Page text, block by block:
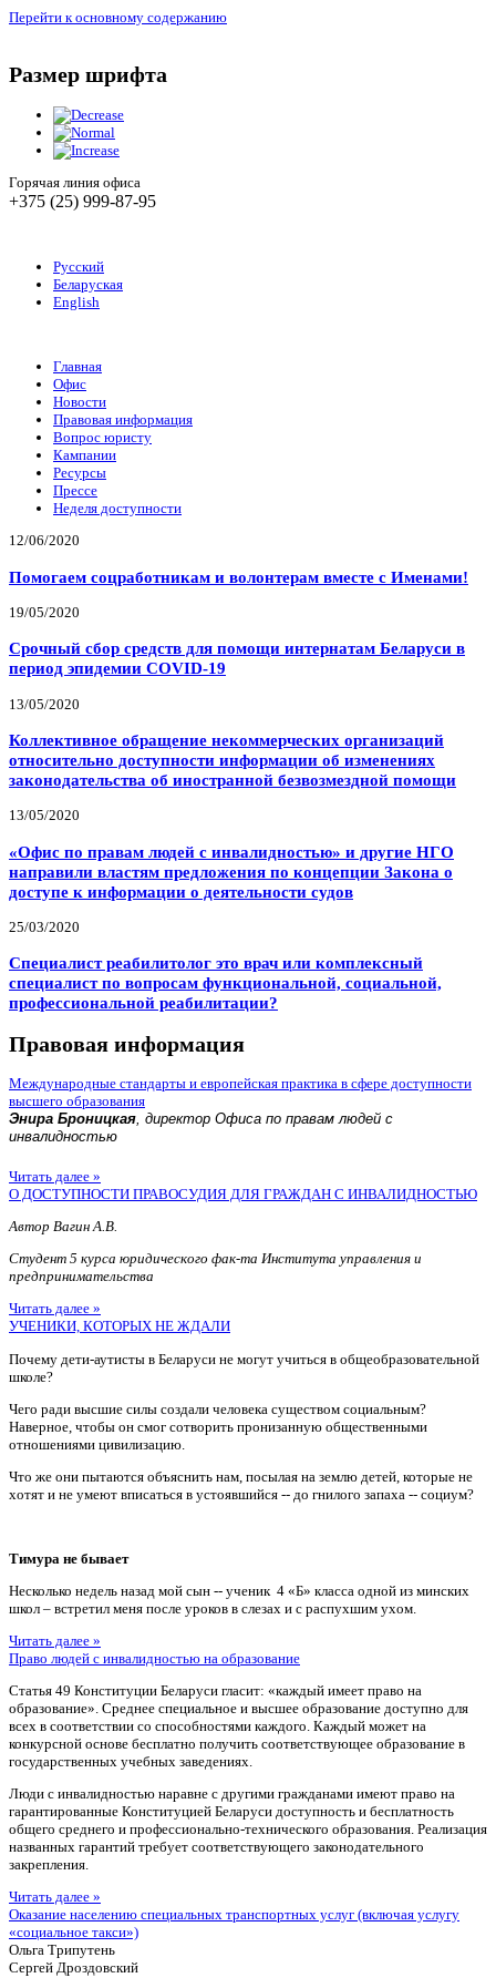
Перейти к основному содержанию
Размер шрифта
Горячая линия офиса
+375 (25) 999-87-95
Русский
Беларуская
English
Главная
Офис
Новости
Правовая информация
Вопрос юристу
Кампании
Ресурсы
Прессе
Неделя доступности
12/06/2020
Помогаем соцработникам и волонтерам вместе с Именами!
19/05/2020
Срочный сбор средств для помощи интернатам Беларуси в
период эпидемии COVID-19
13/05/2020
Коллективное обращение некоммерческих организаций
относительно доступности информации об изменениях
законодательства об иностранной безвозмездной помощи
13/05/2020
«Офис по правам людей с инвалидностью» и другие НГО
направили властям предложения по концепции Закона о
доступе к информации о деятельности судов
25/03/2020
Специалист реабилитолог это врач или комплексный
специалист по вопросам функциональной, социальной,
профессиональной реабилитации?
Правовая информация
Международные стандарты и европейская практика в сфере доступности
высшего образования
Энира Броницкая, директор Офиса по правам людей с
инвалидностью
Читать далее »
О ДОСТУПНОСТИ ПРАВОСУДИЯ ДЛЯ ГРАЖДАН С ИНВАЛИДНОСТЬЮ
Автор Вагин А.В.
Студент 5 курса юридического фак-та Института управления и
предпринимательства
Читать далее »
УЧЕНИКИ, КОТОРЫХ НЕ ЖДАЛИ
Почему дети-аутисты в Беларуси не могут учиться в общеобразовательной
школе?
Чего ради высшие силы создали человека существом социальным?
Наверное, чтобы он смог сотворить пронизанную общественными
отношениями цивилизацию.
Что же они пытаются объяснить нам, посылая на землю детей, которые не
хотят и не умеют вписаться в устоявшийся -- до гнилого запаха -- социум?
Тимура не бывает
Несколько недель назад мой сын -- ученик 4 «Б» класса одной из минских
школ – встретил меня после уроков в слезах и с распухшим ухом.
Читать далее »
Право людей с инвалидностью на образование
Статья 49 Конституции Беларуси гласит: «каждый имеет право на
образование». Среднее специальное и высшее образование доступно для
всех в соответствии со способностями каждого. Каждый может на
конкурсной основе бесплатно получить соответствующее образование в
государственных учебных заведениях.
Люди с инвалидностью наравне с другими гражданами имеют право на
гарантированные Конституцией Беларуси доступность и бесплатность
общего среднего и профессионально-технического образования. Реализация
названных гарантий требует соответствующего законодательного
закрепления.
Читать далее »
Оказание населению специальных транспортных услуг (включая услугу
«социальное такси»)
Ольга Трипутень
Сергей Дроздовский